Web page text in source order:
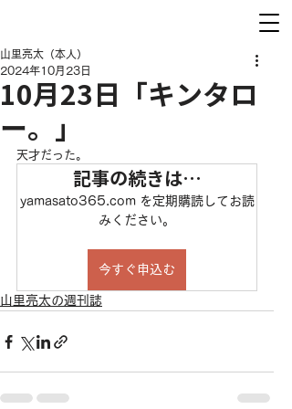
10月23日「キンタロ
ー。」
山里亮太（本人）
2024年10月23日
天才だった。
記事の続きは…
yamasato365.com を定期購読してお読
みください。
今すぐ申込む
山里亮太の週刊誌